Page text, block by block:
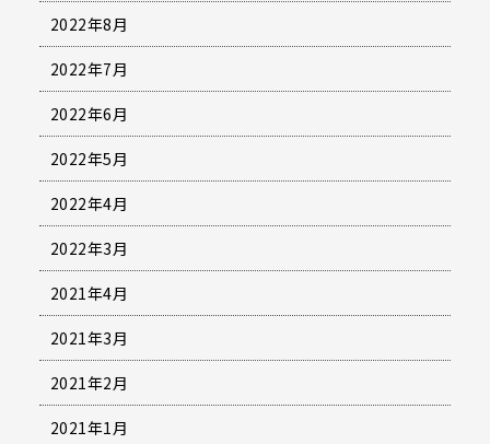
2022年8月
2022年7月
2022年6月
2022年5月
2022年4月
2022年3月
2021年4月
2021年3月
2021年2月
2021年1月